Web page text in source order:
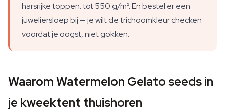
harsrijke toppen: tot 550 g/m². En bestel er een
juweliersloep bij — je wilt de trichoomkleur checken
voordat je oogst, niet gokken.
Waarom Watermelon Gelato seeds in
je kweektent thuishoren